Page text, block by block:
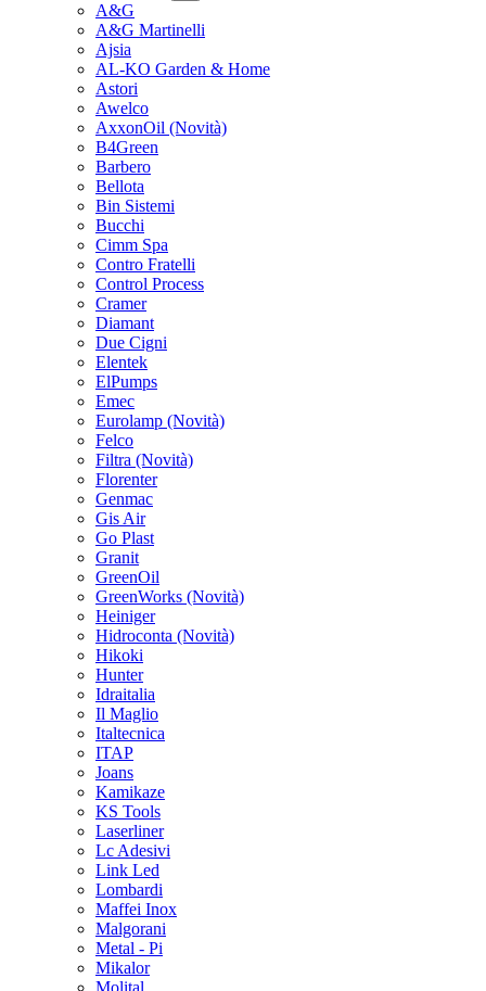
A&G
A&G Martinelli
Ajsia
AL-KO Garden & Home
Astori
Awelco
AxxonOil (Novità)
B4Green
Barbero
Bellota
Bin Sistemi
Bucchi
Cimm Spa
Contro Fratelli
Control Process
Cramer
Diamant
Due Cigni
Elentek
ElPumps
Emec
Eurolamp (Novità)
Felco
Filtra (Novità)
Florenter
Genmac
Gis Air
Go Plast
Granit
GreenOil
GreenWorks (Novità)
Heiniger
Hidroconta (Novità)
Hikoki
Hunter
Idraitalia
Il Maglio
Italtecnica
ITAP
Joans
Kamikaze
KS Tools
Laserliner
Lc Adesivi
Link Led
Lombardi
Maffei Inox
Malgorani
Metal - Pi
Mikalor
Molital